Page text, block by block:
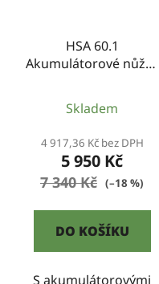
HSA 60.1
Akumulátorové nůžky
Skladem
4 917,36 Kč bez DPH
5 950 Kč
7 340 Kč (–18 %)
DO KOŠÍKU
S akumulátorovými